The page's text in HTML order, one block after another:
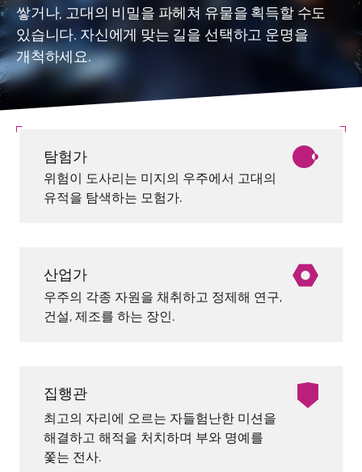
쌓거나, 고대의 비밀을 파헤쳐 유물을 획득할 수도
있습니다. 자신에게 맞는 길을 선택하고 운명을
개척하세요.
탐험가
위험이 도사리는 미지의 우주에서 고대의
유적을 탐색하는 모험가.
산업가
우주의 각종 자원을 채취하고 정제해 연구,
건설, 제조를 하는 장인.
집행관
최고의 자리에 오르는 자들험난한 미션을
해결하고 해적을 처치하며 부와 명예를
쫓는 전사.